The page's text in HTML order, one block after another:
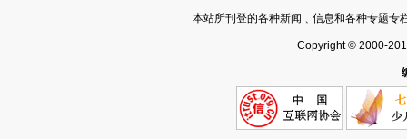
本站所刊登的各种新闻﹑信息和各种专题专
Copyright © 2000-